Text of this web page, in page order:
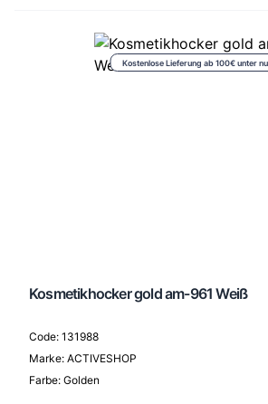
Kostenlose Lieferung ab 100€ unter
Kosmetikhocker gold am-961 Weiß
Code: 131988
Marke: ACTIVESHOP
Farbe: Golden